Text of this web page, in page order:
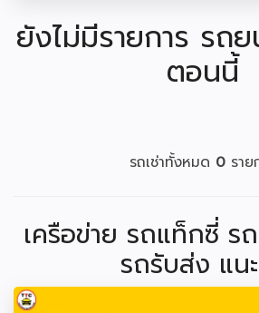
ยังไม่มีรายการ รถย
ตอนนี้
รถเช่าทั้งหมด 0 ราย
เครือข่าย รถแท็กซี่ รถ
รถรับส่ง แน